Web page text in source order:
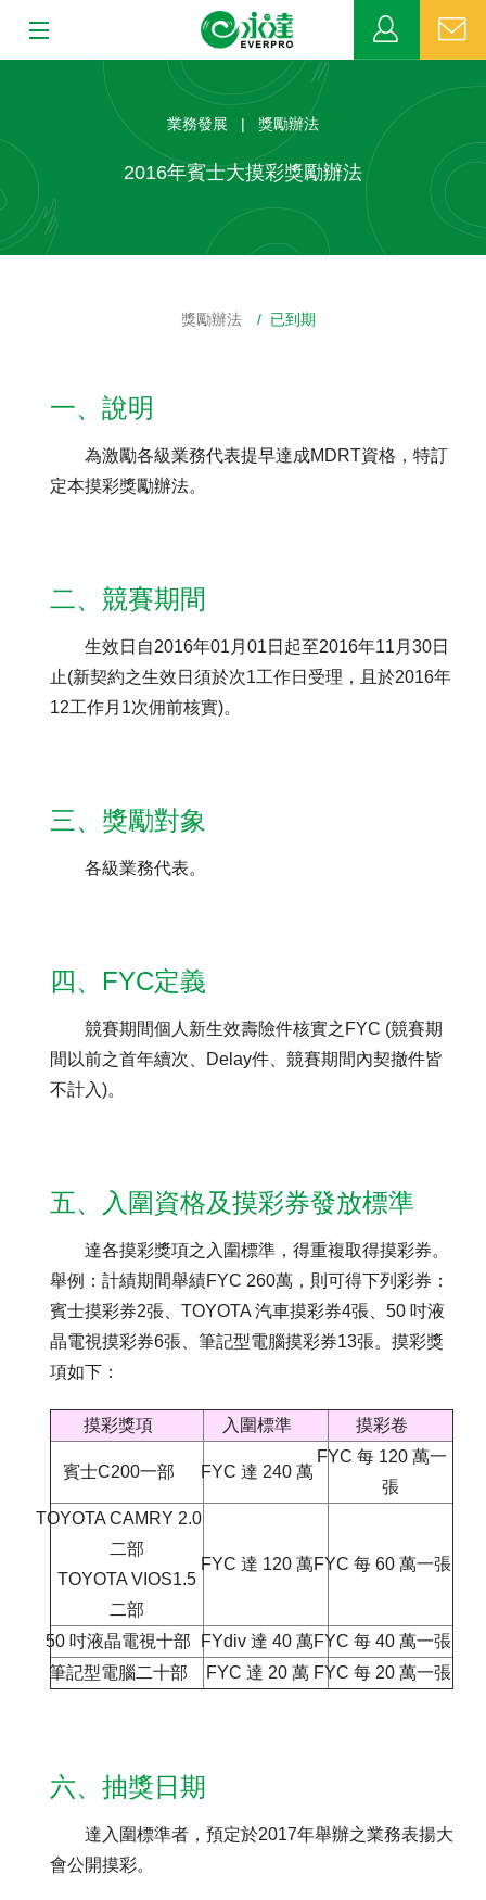
MDRT
網站連結
業務發展 | 獎勵辦法
2016年賓士大摸彩獎勵辦法
獎勵辦法 / 已到期
一、說明
為激勵各級業務代表提早達成MDRT資格，特訂
定本摸彩獎勵辦法。
二、競賽期間
生效日自2016年01月01日起至2016年11月30日
止(新契約之生效日須於次1工作日受理，且於2016年
12工作月1次佣前核實)。
三、獎勵對象
各級業務代表。
四、FYC定義
競賽期間個人新生效壽險件核實之FYC (競賽期
間以前之首年續次、Delay件、競賽期間內契撤件皆
不計入)。
五、入圍資格及摸彩券發放標準
達各摸彩獎項之入圍標準，得重複取得摸彩券。
舉例：計績期間舉績FYC 260萬，則可得下列彩券：
賓士摸彩券2張、TOYOTA 汽車摸彩券4張、50 吋液
晶電視摸彩券6張、筆記型電腦摸彩券13張。摸彩獎
項如下：
摸彩獎項 入圍標準 摸彩卷
賓士C200一部 FYC 達 240 萬
FYC 每 120 萬一
張
TOYOTA CAMRY 2.0
二部
TOYOTA VIOS1.5
二部
FYC 達 120 萬FYC 每 60 萬一張
50 吋液晶電視十部 FYdiv 達 40 萬FYC 每 40 萬一張
筆記型電腦二十部
FYC 達 20 萬 FYC 每 20 萬一張
六、抽獎日期
達入圍標準者，預定於2017年舉辦之業務表揚大
會公開摸彩。